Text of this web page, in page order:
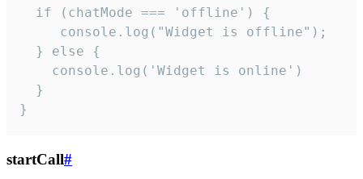
  if (chatMode === 'offline') {
     console.log("Widget is offline");
  } else {
    console.log('Widget is online')
  }
}
startCall#